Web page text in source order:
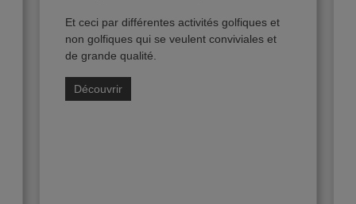
Et ceci par différentes activités golfiques et
non golfiques qui se veulent conviviales et
de grande qualité.
Découvrir